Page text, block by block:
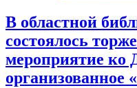
В областной
состоялось
мероприятие
организованное